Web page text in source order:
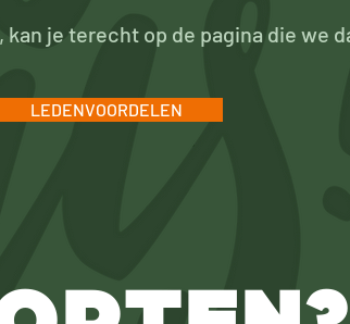
je terecht op de pagina die we
LEDENVOORDELEN